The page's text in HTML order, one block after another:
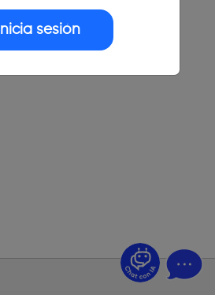
Inicia sesión